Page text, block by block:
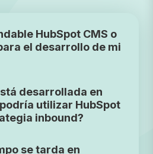
HubSpot CMS o
el desarrollo de mi
desarrollada en
utilizar HubSpot
inbound?
se tarda en